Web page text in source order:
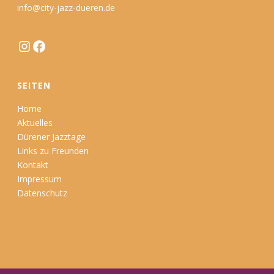
info@city-jazz-dueren.de
Instagram
Facebook
SEITEN
Home
Aktuelles
Dürener Jazztage
Links zu Freunden
Kontakt
Impressum
Datenschutz